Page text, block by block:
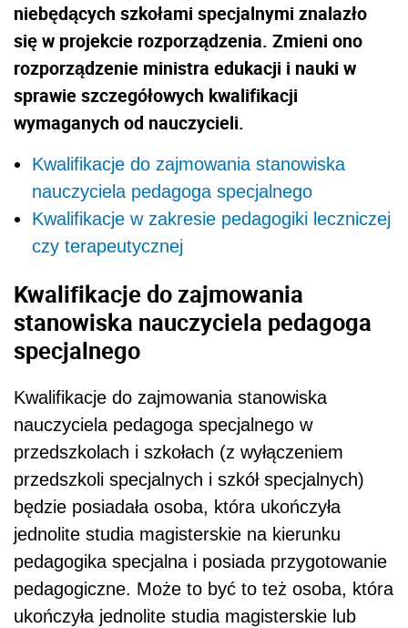
niebędących szkołami specjalnymi znalazło
się w projekcie rozporządzenia. Zmieni ono
rozporządzenie ministra edukacji i nauki w
sprawie szczegółowych kwalifikacji
wymaganych od nauczycieli.
Kwalifikacje do zajmowania stanowiska
nauczyciela pedagoga specjalnego
Kwalifikacje w zakresie pedagogiki leczniczej
czy terapeutycznej
Kwalifikacje do zajmowania
stanowiska nauczyciela pedagoga
specjalnego
Kwalifikacje do zajmowania stanowiska
nauczyciela pedagoga specjalnego w
przedszkolach i szkołach (z wyłączeniem
przedszkoli specjalnych i szkół specjalnych)
będzie posiadała osoba, która ukończyła
jednolite studia magisterskie na kierunku
pedagogika specjalna i posiada przygotowanie
pedagogiczne. Może to być to też osoba, która
ukończyła jednolite studia magisterskie lub